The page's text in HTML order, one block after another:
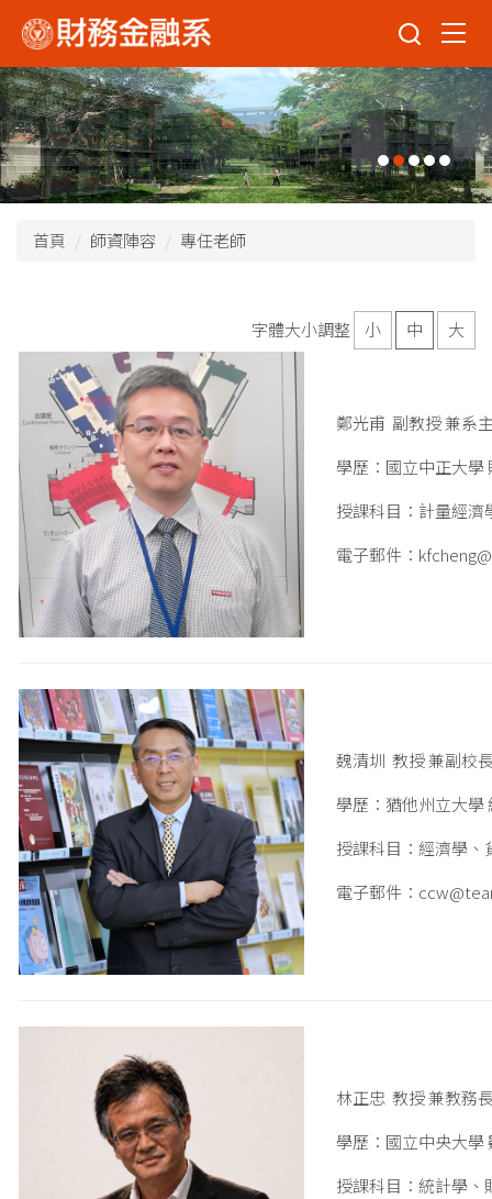
到
主
要
內
容
區
首頁 師資陣容 專任老師
字體大小調整 小 中 大
鄭光甫 副教授 兼系
學歷：國立中正大學
授課科目：計量經
電子郵件：
魏清圳 教授 兼副校
學歷：猶他州立大學
授課科目：經濟學
電子郵件：
林正忠 教授 兼教務
學歷：國立中央大學
授課科目：統計學、